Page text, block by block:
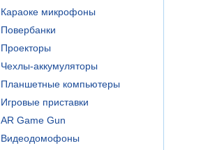
Караоке микрофоны
Повербанки
Проекторы
Чехлы-аккумуляторы
Планшетные компьютеры
Игровые приставки
AR Game Gun
Видеодомофоны